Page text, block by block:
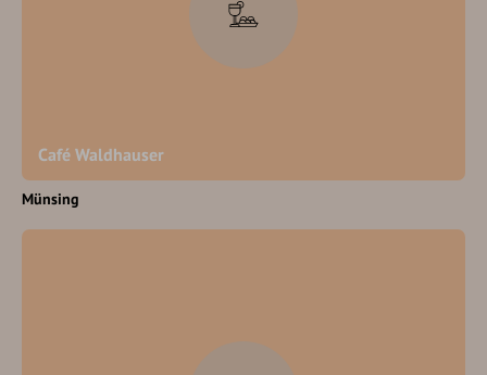
Café Waldhauser
Münsing